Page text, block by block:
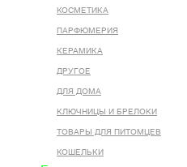
КОСМЕТИКА
ПАРФЮМЕРИЯ
КЕРАМИКА
ДРУГОЕ
ДЛЯ ДОМА
КЛЮЧНИЦЫ И БРЕЛОКИ
ТОВАРЫ ДЛЯ ПИТОМЦЕВ
КОШЕЛЬКИ